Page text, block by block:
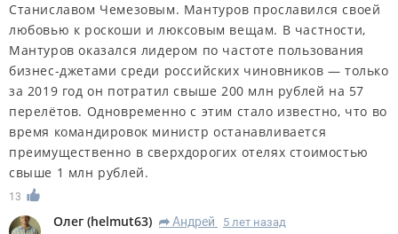
Станиславом Чемезовым. Мантуров прославился своей
любовью к роскоши и люксовым вещам. В частности,
Мантуров оказался лидером по частоте пользования
бизнес-джетами среди российских чиновников — только
за 2019 год он потратил свыше 200 млн рублей на 57
перелётов. Одновременно с этим стало известно, что во
время командировок министр останавливается
преимущественно в сверхдорогих отелях стоимостью
свыше 1 млн рублей.
13
Олег (helmut63) R Андрей 5 лет назад